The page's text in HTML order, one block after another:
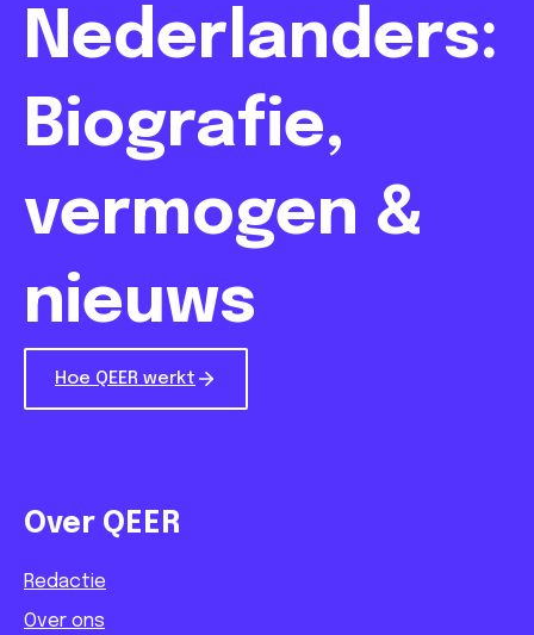
Nederlanders:
Biografie,
vermogen &
nieuws
Hoe QEER werkt
Over QEER
Redactie
Over ons